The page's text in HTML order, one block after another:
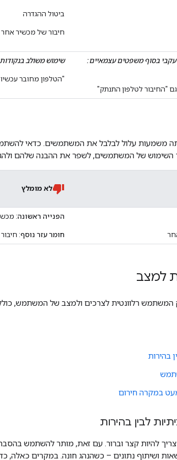
ביטול ההגדרה
חיבור של מכשיר אחר
עקבי בסוף משפטים עצמאיים:
"החיבור לטלפון התנתק"
שימוש משולב
"הטלפון מחובר
משמעות עלול לבלבל את המשתמשים. כדאי
השימוש של המשתמשים, לשפר את ההבנה שלהם
לא מומלץ
הפנייה ראשונה:
חומר עזר נוסף:
למצב
רלוונטית לצרכים ולמצב של המשתמש,
בהירות
במקרה חירום
לבין בהירות
להיות קצר וברור. עם זאת, מותר להשתמש
ושיתוף נתונים – כשהנהג חונה. במקרים כאלה,